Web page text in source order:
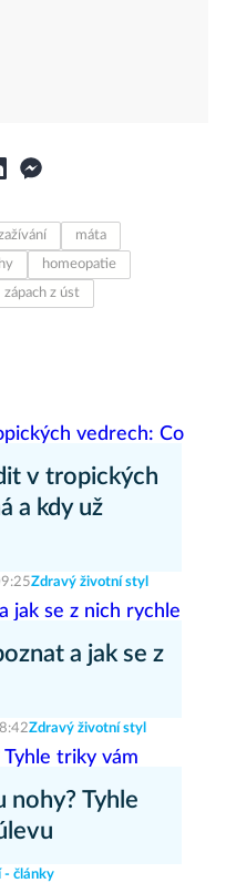
máta
homeopatie
zápach z úst
v tropických
a kdy už
Zdravý životní styl
a jak se z
Zdravý životní styl
nohy? Tyhle
- články